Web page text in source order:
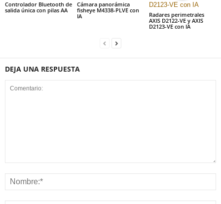
Controlador Bluetooth de
salida única con pilas AA
Cámara panorámica
fisheye M4338-PLVE con
IA
Radares perimetrales
AXIS D2122-VE y AXIS
D2123-VE con IA
DEJA UNA RESPUESTA